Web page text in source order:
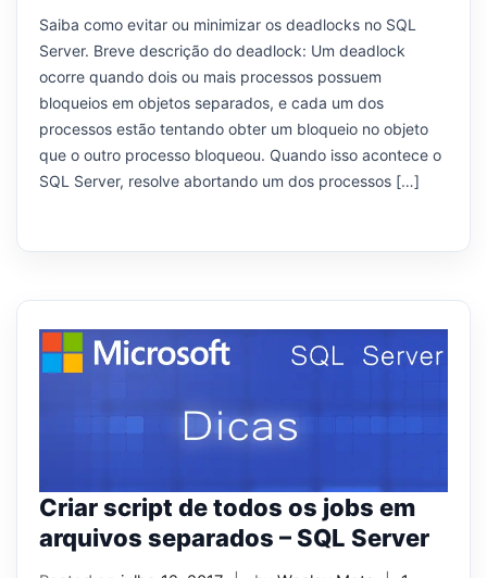
Saiba como evitar ou minimizar os deadlocks no SQL
Server. Breve descrição do deadlock: Um deadlock
ocorre quando dois ou mais processos possuem
bloqueios em objetos separados, e cada um dos
processos estão tentando obter um bloqueio no objeto
que o outro processo bloqueou. Quando isso acontece o
SQL Server, resolve abortando um dos processos […]
Criar script de todos os jobs em
arquivos separados – SQL Server